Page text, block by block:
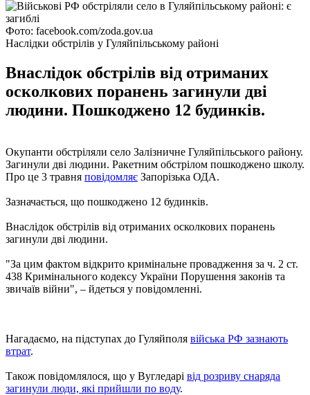
Фото: facebook.com/zoda.gov.ua
Наслідки обстрілів у Гуляйпільському районі
Внаслідок обстрілів від отриманих
осколкових поранень загинули дві
людини. Пошкоджено 12 будинків.
Окупанти обстріляли село Залізничне Гуляйпільського району.
Загинули дві людини. Ракетним обстрілом пошкоджено школу.
Про це 3 травня повідомляє Запорізька ОДА.
Зазначається, що пошкоджено 12 будинків.
Внаслідок обстрілів від отриманих осколкових поранень
загинули дві людини.
"За цим фактом відкрито кримінальне провадження за ч. 2 ст.
438 Кримінального кодексу України Порушення законів та
звичаїв війни", – йдеться у повідомленні.
Нагадаємо, на підступах до Гуляйполя війська РФ зазнають
втрат.
Також повідомлялося, що у Вугледарі від розриву снаряда
загинули люди, які прийшли по воду.